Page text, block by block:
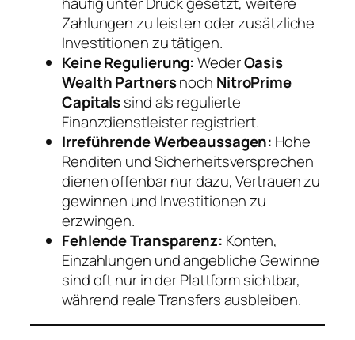
Zahlungen zu leisten oder zusätzliche
Investitionen zu tätigen.
Keine Regulierung:WederOasis
Wealth Partnersnoch NitroPrime
Capitalssind als regulierte
Finanzdienstleister registriert.
Irreführende Werbeaussagen: Hohe
Renditen und Sicherheitsversprechen
dienen offenbar nur dazu, Vertrauen zu
gewinnen und Investitionen zu
erzwingen.
Fehlende Transparenz: Konten,
Einzahlungen und angebliche Gewinne
sind oft nur in der Plattform sichtbar,
während reale Transfers ausbleiben.